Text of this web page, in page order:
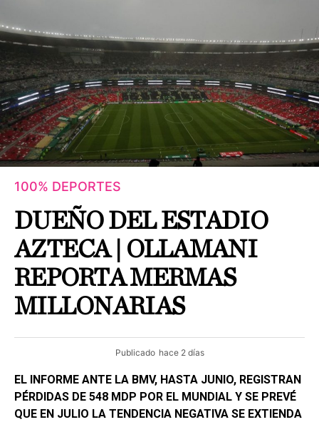
100% DEPORTES
DUEÑO DEL ESTADIO
AZTECA | OLLAMANI
REPORTA MERMAS
MILLONARIAS
Publicado hace 2 días
EL INFORME ANTE LA BMV, HASTA JUNIO, REGISTRAN
PÉRDIDAS DE 548 MDP POR EL MUNDIAL Y SE PREVÉ
QUE EN JULIO LA TENDENCIA NEGATIVA SE EXTIENDA